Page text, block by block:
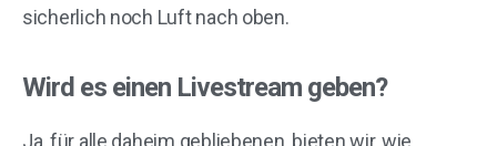
sicherlich noch Luft nach oben.
Wird es einen Livestream geben?
Ja, für alle daheim gebliebenen, bieten wir, wie